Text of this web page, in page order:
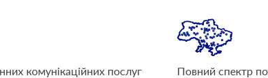
комунікаційних послуг
Повний спектр